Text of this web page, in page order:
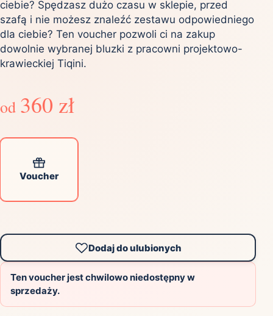
ciebie? Spędzasz dużo czasu w sklepie, przed
szafą i nie możesz znaleźć zestawu odpowiedniego
dla ciebie? Ten voucher pozwoli ci na zakup
dowolnie wybranej bluzki z pracowni projektowo-
krawieckiej Tiqini.
od 360 zł
Voucher
Dodaj do ulubionych
Ten voucher jest chwilowo niedostępny w
sprzedaży.